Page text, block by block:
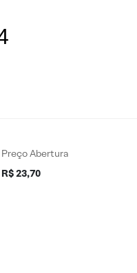
Preço Abertura
R$ 23,70